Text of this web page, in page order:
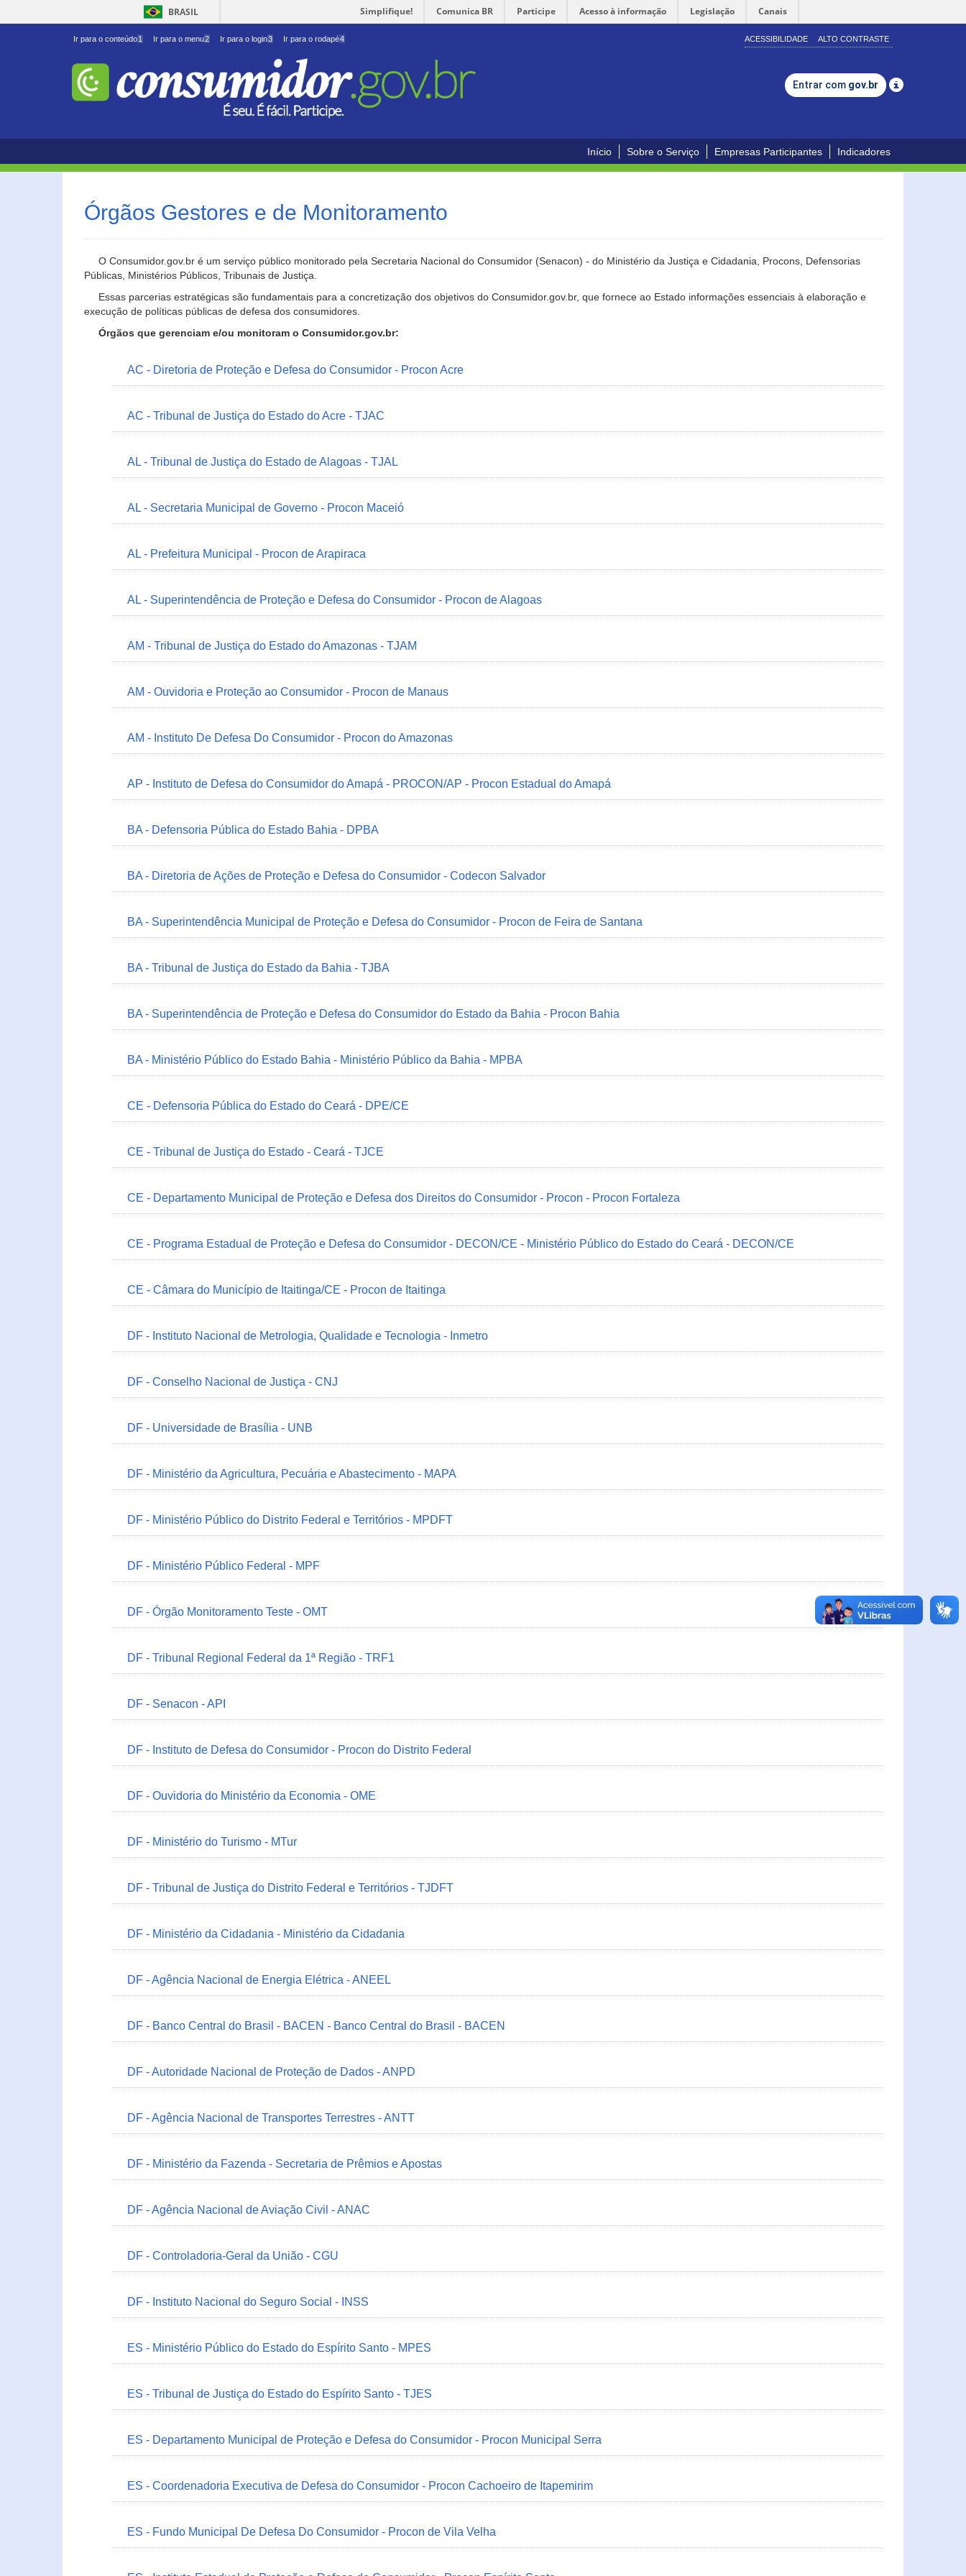
BRASIL Simplifique! Comunica BR Participe Acesso à informação Legislação Canais
Ir para o conteúdo1 Ir para o menu2 Ir para o login3 Ir para o rodapé4 ACESSIBILIDADE ALTO CONTRASTE
Entrar com gov.br
Início Sobre o Serviço Empresas Participantes Indicadores
Órgãos Gestores e de Monitoramento
O Consumidor.gov.br é um serviço público monitorado pela Secretaria Nacional do Consumidor (Senacon) - do Ministério da Justiça e Cidadania, Procons, Defensorias
Públicas, Ministérios Públicos, Tribunais de Justiça.
Essas parcerias estratégicas são fundamentais para a concretização dos objetivos do Consumidor.gov.br, que fornece ao Estado informações essenciais à elaboração e
execução de políticas públicas de defesa dos consumidores.
Órgãos que gerenciam e/ou monitoram o Consumidor.gov.br:
AC - Diretoria de Proteção e Defesa do Consumidor - Procon Acre
AC - Tribunal de Justiça do Estado do Acre - TJAC
AL - Tribunal de Justiça do Estado de Alagoas - TJAL
AL - Secretaria Municipal de Governo - Procon Maceió
AL - Prefeitura Municipal - Procon de Arapiraca
AL - Superintendência de Proteção e Defesa do Consumidor - Procon de Alagoas
AM - Tribunal de Justiça do Estado do Amazonas - TJAM
AM - Ouvidoria e Proteção ao Consumidor - Procon de Manaus
AM - Instituto De Defesa Do Consumidor - Procon do Amazonas
AP - Instituto de Defesa do Consumidor do Amapá - PROCON/AP - Procon Estadual do Amapá
BA - Defensoria Pública do Estado Bahia - DPBA
BA - Diretoria de Ações de Proteção e Defesa do Consumidor - Codecon Salvador
BA - Superintendência Municipal de Proteção e Defesa do Consumidor - Procon de Feira de Santana
BA - Tribunal de Justiça do Estado da Bahia - TJBA
BA - Superintendência de Proteção e Defesa do Consumidor do Estado da Bahia - Procon Bahia
BA - Ministério Público do Estado Bahia - Ministério Público da Bahia - MPBA
CE - Defensoria Pública do Estado do Ceará - DPE/CE
CE - Tribunal de Justiça do Estado - Ceará - TJCE
CE - Departamento Municipal de Proteção e Defesa dos Direitos do Consumidor - Procon - Procon Fortaleza
CE - Programa Estadual de Proteção e Defesa do Consumidor - DECON/CE - Ministério Público do Estado do Ceará - DECON/CE
CE - Câmara do Município de Itaitinga/CE - Procon de Itaitinga
DF - Instituto Nacional de Metrologia, Qualidade e Tecnologia - Inmetro
DF - Conselho Nacional de Justiça - CNJ
DF - Universidade de Brasília - UNB
DF - Ministério da Agricultura, Pecuária e Abastecimento - MAPA
DF - Ministério Público do Distrito Federal e Territórios - MPDFT
DF - Ministério Público Federal - MPF
DF - Órgão Monitoramento Teste - OMT
DF - Tribunal Regional Federal da 1ª Região - TRF1
DF - Senacon - API
DF - Instituto de Defesa do Consumidor - Procon do Distrito Federal
DF - Ouvidoria do Ministério da Economia - OME
DF - Ministério do Turismo - MTur
DF - Tribunal de Justiça do Distrito Federal e Territórios - TJDFT
DF - Ministério da Cidadania - Ministério da Cidadania
DF - Agência Nacional de Energia Elétrica - ANEEL
DF - Banco Central do Brasil - BACEN - Banco Central do Brasil - BACEN
DF - Autoridade Nacional de Proteção de Dados - ANPD
DF - Agência Nacional de Transportes Terrestres - ANTT
DF - Ministério da Fazenda - Secretaria de Prêmios e Apostas
DF - Agência Nacional de Aviação Civil - ANAC
DF - Controladoria-Geral da União - CGU
DF - Instituto Nacional do Seguro Social - INSS
ES - Ministério Público do Estado do Espírito Santo - MPES
ES - Tribunal de Justiça do Estado do Espírito Santo - TJES
ES - Departamento Municipal de Proteção e Defesa do Consumidor - Procon Municipal Serra
ES - Coordenadoria Executiva de Defesa do Consumidor - Procon Cachoeiro de Itapemirim
ES - Fundo Municipal De Defesa Do Consumidor - Procon de Vila Velha